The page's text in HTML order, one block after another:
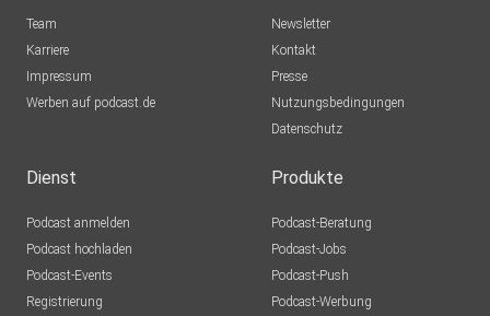
Team
Karriere
Impressum
Werben auf podcast.de
Newsletter
Kontakt
Presse
Nutzungsbedingungen
Datenschutz
Dienst
Podcast anmelden
Podcast hochladen
Podcast-Events
Registrierung
Produkte
Podcast-Beratung
Podcast-Jobs
Podcast-Push
Podcast-Werbung